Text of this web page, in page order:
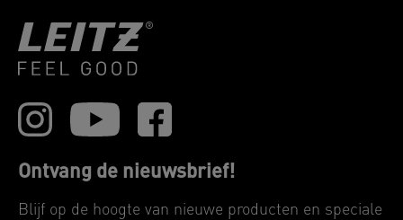
Ontvang de nieuwsbrief!
Blijf op de hoogte van nieuwe producten en speciale